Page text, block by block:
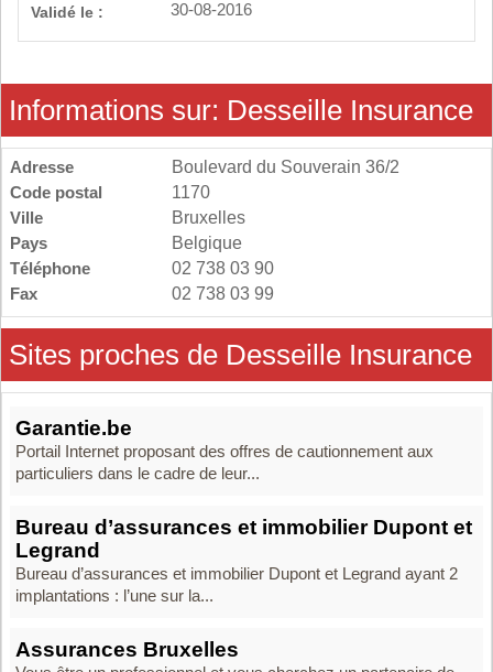
Validé le :
30-08-2016
Informations sur: Desseille Insurance
Adresse
Boulevard du Souverain 36/2
Code postal
1170
Ville
Bruxelles
Pays
Belgique
Téléphone
02 738 03 90
Fax
02 738 03 99
Sites proches de Desseille Insurance
Garantie.be
Portail Internet proposant des offres de cautionnement aux
particuliers dans le cadre de leur...
Bureau d’assurances et immobilier Dupont et
Legrand
Bureau d’assurances et immobilier Dupont et Legrand ayant 2
implantations : l’une sur la...
Assurances Bruxelles